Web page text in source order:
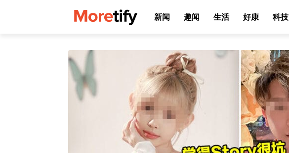
新闻 趣闻 生活 好康 科技